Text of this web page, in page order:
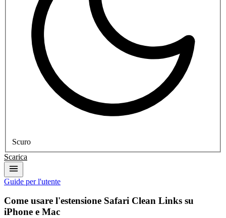
Scuro
Scarica
Guide per l'utente
Come usare l'estensione Safari Clean Links su
iPhone e Mac